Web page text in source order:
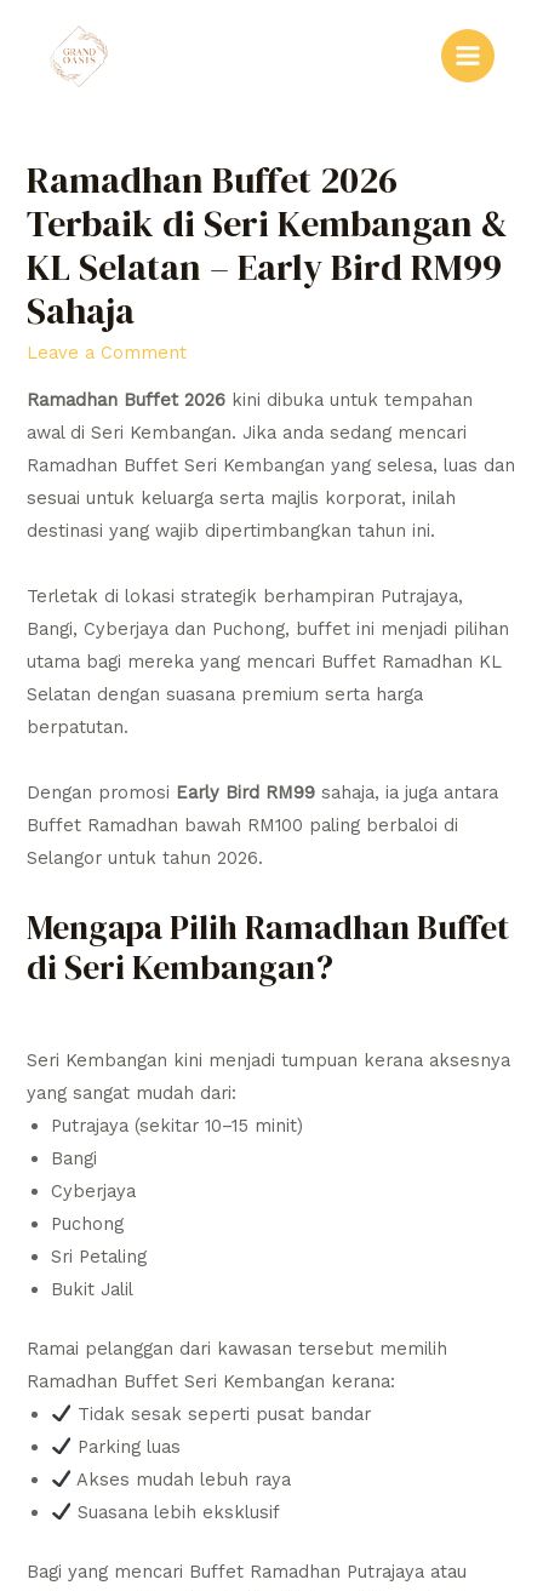
content
Main
Ramadhan Buffet 2026
Terbaik di Seri Kembangan &
KL Selatan – Early Bird RM99
Sahaja
Leave a Comment
Ramadhan Buffet 2026 kini dibuka untuk tempahan
awal di Seri Kembangan. Jika anda sedang mencari
Ramadhan Buffet Seri Kembangan yang selesa, luas dan
sesuai untuk keluarga serta majlis korporat, inilah
destinasi yang wajib dipertimbangkan tahun ini.
Terletak di lokasi strategik berhampiran Putrajaya,
Bangi, Cyberjaya dan Puchong, buffet ini menjadi pilihan
utama bagi mereka yang mencari Buffet Ramadhan KL
Selatan dengan suasana premium serta harga
berpatutan.
Dengan promosi Early Bird RM99 sahaja, ia juga antara
Buffet Ramadhan bawah RM100 paling berbaloi di
Selangor untuk tahun 2026.
Mengapa Pilih Ramadhan Buffet
di Seri Kembangan?
Seri Kembangan kini menjadi tumpuan kerana aksesnya
yang sangat mudah dari:
Putrajaya (sekitar 10–15 minit)
Bangi
Cyberjaya
Puchong
Sri Petaling
Bukit Jalil
Ramai pelanggan dari kawasan tersebut memilih
Ramadhan Buffet Seri Kembangan kerana:
Tidak sesak seperti pusat bandar
Parking luas
Akses mudah lebuh raya
Suasana lebih eksklusif
Bagi yang mencari Buffet Ramadhan Putrajaya atau